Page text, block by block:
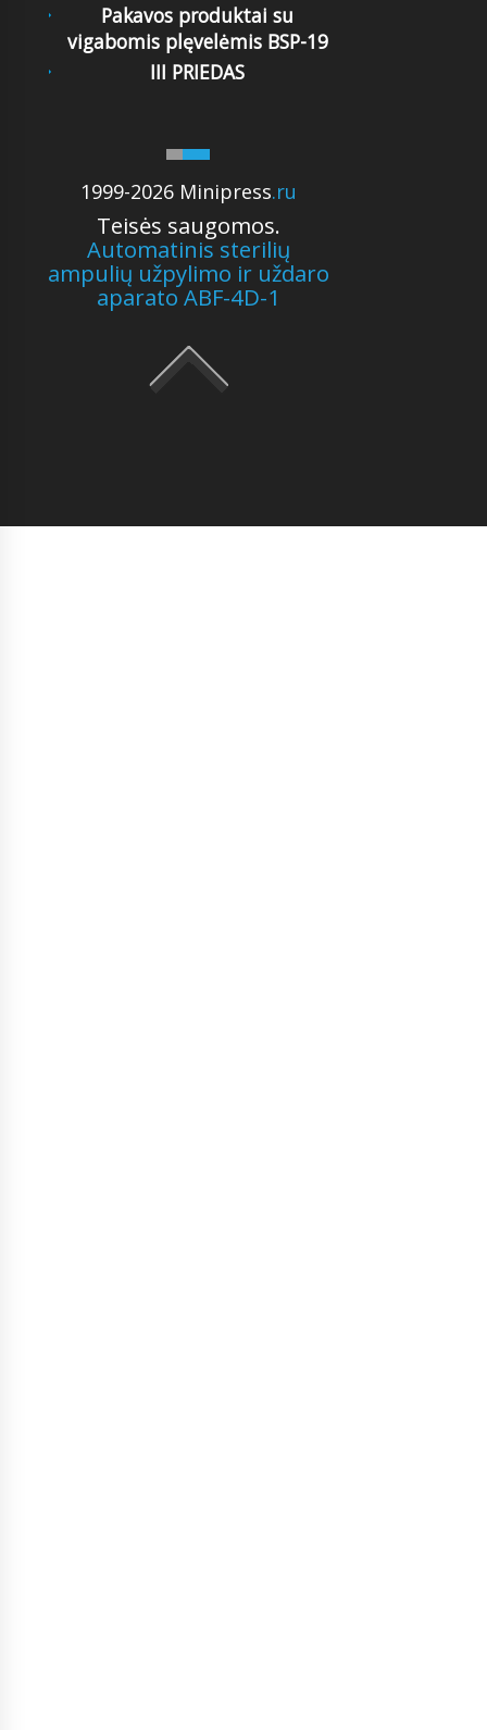
1999-2026 Minipress.ru
Teisės saugomos.
Automatinis sterilių
ampulių užpylimo ir uždaro
aparato ABF-4D-1
Pakavos produktai su
vigabomis plęvelėmis BSP-19
III PRIEDAS